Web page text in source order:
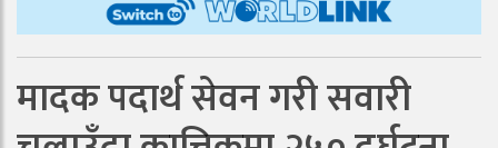
मादक पदार्थ सेवन गरी सवारी